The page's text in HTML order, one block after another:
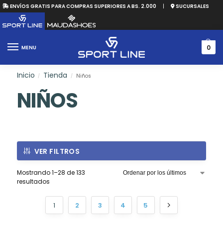
ENVÍOS GRATIS PARA COMPRAS SUPERIORES A BS. 2.000 | SUCURSALES
MENU 0
Inicio / Tienda / Niños
NIÑOS
VER FILTROS
Mostrando 1–28 de 133
resultados
1 2 3 4 5